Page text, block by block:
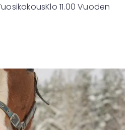
11.00 Vuoden